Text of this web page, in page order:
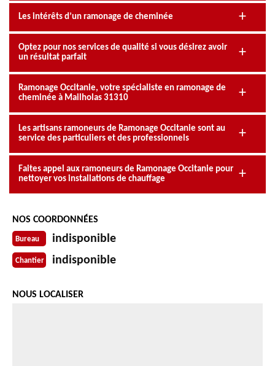
Les intérêts d’un ramonage de cheminée
Optez pour nos services de qualité si vous désirez avoir
un résultat parfait
Ramonage Occitanie, votre spécialiste en ramonage de
cheminée à Mailholas 31310
Les artisans ramoneurs de Ramonage Occitanie sont au
service des particuliers et des professionnels
Faites appel aux ramoneurs de Ramonage Occitanie pour
nettoyer vos installations de chauffage
NOS COORDONNÉES
Bureau indisponible
Chantier indisponible
NOUS LOCALISER